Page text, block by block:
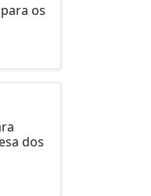
os
dos